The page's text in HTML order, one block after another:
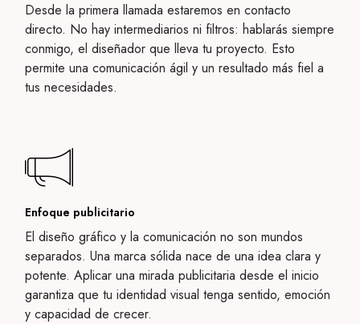
Desde la primera llamada estaremos en contacto
directo. No hay intermediarios ni filtros: hablarás siempre
conmigo, el diseñador que lleva tu proyecto. Esto
permite una comunicación ágil y un resultado más fiel a
tus necesidades.
Enfoque publicitario
El diseño gráfico y la comunicación no son mundos
separados. Una marca sólida nace de una idea clara y
potente. Aplicar una mirada publicitaria desde el inicio
garantiza que tu identidad visual tenga sentido, emoción
y capacidad de crecer.